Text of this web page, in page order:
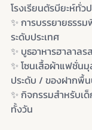
โรงเรียนตัรบียะห์ทั่ว
✨ การบรรยายธรร
ระดับประเทศ
✨ บูธอาหารฮาลาลร
✨ โซนเสื้อผ้าแฟชั่น
ประดับ / ของฝากพื้
✨ กิจกรรมสำหรับเ
ทั้งวัน